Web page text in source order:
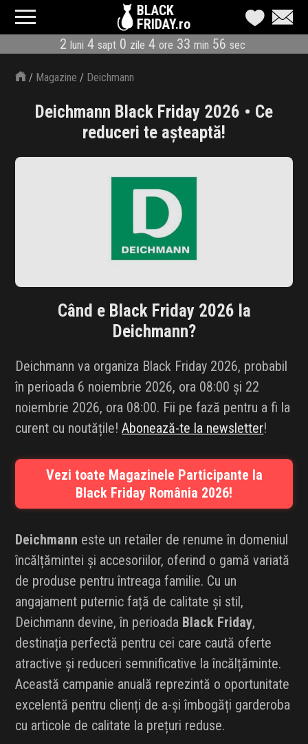
BLACK
FRIDAY.ro
2 luni 4 sapt 0 zile 4 ore 33 min 56 sec
CATEGORII
MAGAZINE
ÎNSCRIE MAGAZIN
LIVE BLOG
CÂND E BLACK FRIDAY
ABONARE NEWSLETTER
INFLUENCER SQUAD
BRANDURI
IDEI DE CADOURI
ȘTIRI
FAVORITE
/ Magazine / Deichmann
Deichmann Black Friday 2026 • Ce
reduceri te așteaptă!
Când e Black Friday 2026 la
Deichmann?
Deichmann va organiza Black Friday 2026, probabil
în perioada 6 noiembrie 2026, ora 08:00 și 22
noiembrie 2026, ora 08:00. Fii pe fază pentru a fi la
curent cu noutățile!Abonează-te la newsletter!
Vezi toate Magazinele Participante la
Black Friday România 2026!
Deichmann este un retailer de renume în domeniul
încălțămintei și accesoriilor, oferind o gamă variată
de produse pentru întreaga familie. Cu un
angajament puternic față de calitate și stil,
Deichmann devine, în perioada Black Friday,
destinația perfectă pentru cei care caută oferte
atractive și reduceri semnificative la încălțăminte.
Această campanie anuală reprezintă o oportunitate
excelentă pentru clienți de a-și îmbogăți garderoba
cu articole de calitate la prețuri reduse.